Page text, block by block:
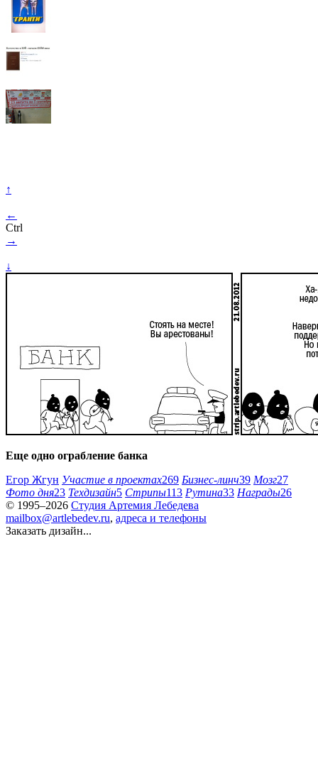
↑
←
Ctrl
→
↓
Еще одно ограбление банка
Егор Жгун Участие в проектах269 Бизнес-линч39 Мозг27
Фото дня23 Техдизайн5 Стрипы113 Рутина33 Награды26
© 1995–2026 Студия Артемия Лебедева
mailbox@artlebedev.ru, адреса и телефоны
Заказать дизайн...